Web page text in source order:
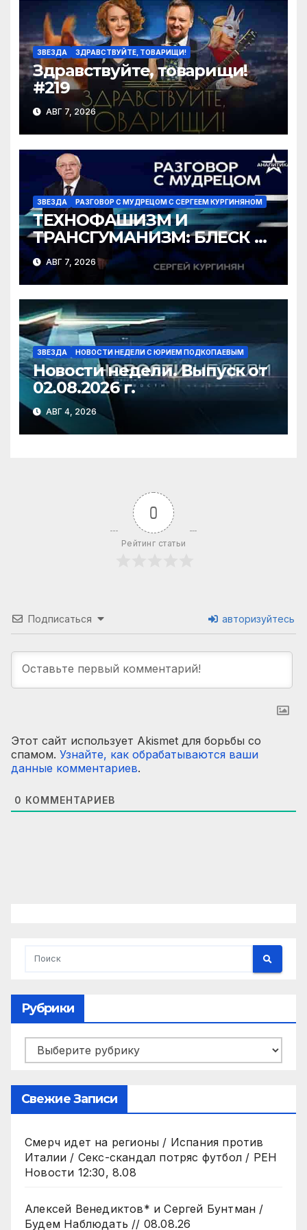
ki
ЗВЕЗДА ЗДРАВСТВУЙТЕ, ТОВАРИЩИ!
Здравствуйте, товарищи!
#219
АВГ 7, 2026
ЗВЕЗДА РАЗГОВОР С МУДРЕЦОМ С СЕРГЕЕМ КУРГИНЯНОМ
ТЕХНОФАШИЗМ И
ТРАНСГУМАНИЗМ: БЛЕСК И
НИЩЕТА ГРЯДУЩЕГО
АВГ 7, 2026
ЗВЕЗДА НОВОСТИ НЕДЕЛИ С ЮРИЕМ ПОДКОПАЕВЫМ
Новости недели. Выпуск от
02.08.2026 г.
АВГ 4, 2026
0
Рейтинг статьи
Подписаться авторизуйтесь
Этот сайт использует Akismet для борьбы со
спамом. Узнайте, как обрабатываются ваши
данные комментариев.
0 КОММЕНТАРИЕВ
Рубрики
Рубрики
Свежие Записи
Смерч идет на регионы / Испания против
Италии / Секс-скандал потряс футбол / РЕН
Новости 12:30, 8.08
Алексей Венедиктов* и Сергей Бунтман /
Будем Наблюдать // 08.08.26